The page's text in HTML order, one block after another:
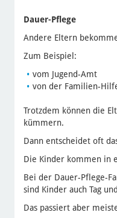
Dauer-Pflege
Andere Eltern
Zum Beispiel:
vom Jugend-Amt
von der Familien-
Trotzdem können die
kümmern.
Dann entscheidet oft
Die Kinder kommen in
Bei der Dauer-Pflege-
sind Kinder auch Tag
Das passiert aber